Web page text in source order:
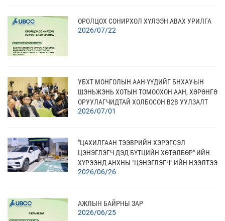
ОРОЛЦОХ СОНИРХОЛ ХҮЛЭЭН АВАХ УРИЛГА
2026/07/22
УБХТ МОНГОЛЫН ААН-ҮҮДИЙГ БНХАУ-ЫН
ШЭНЬЖЭНЬ ХОТЫН ТОМООХОН ААН, ХӨРӨНГӨ
ОРУУЛАГЧИДТАЙ ХОЛБОСОН В2В УУЛЗАЛТ
АМЖИЛТТАЙ ЗОХИОН БАЙГУУЛЛАА
2026/07/01
"ЦАХИЛГААН ТЭЭВРИЙН ХЭРЭГСЭЛ
ЦЭНЭГЛЭГЧ ДЭД БҮТЦИЙН ХӨТӨЛБӨР"-ИЙН
ХҮРЭЭНД АНХНЫ "ЦЭНЭГЛЭГЧ"-ИЙН НЭЭЛТЭЭ
ХИЙЛЭЭ
2026/06/26
АЖЛЫН БАЙРНЫ ЗАР
2026/06/25